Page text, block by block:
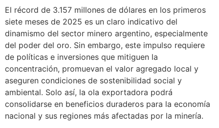
El récord de 3.157 millones de dólares en los primeros
siete meses de 2025 es un claro indicativo del
dinamismo del sector minero argentino, especialmente
del poder del oro. Sin embargo, este impulso requiere
de políticas e inversiones que mitiguen la
concentración, promuevan el valor agregado local y
aseguren condiciones de sostenibilidad social y
ambiental. Solo así, la ola exportadora podrá
consolidarse en beneficios duraderos para la economía
nacional y sus regiones más afectadas por la minería.